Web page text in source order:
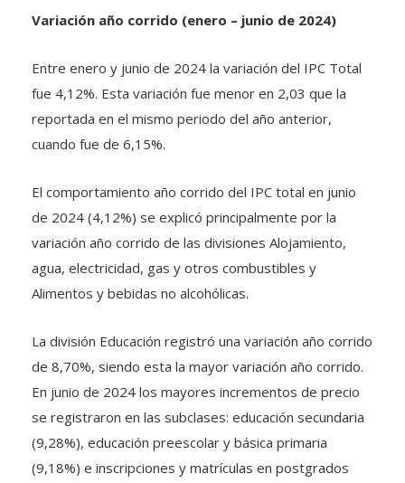
Variación año corrido (enero – junio de 2024)
Entre enero y junio de 2024 la variación del IPC Total
fue 4,12%. Esta variación fue menor en 2,03 que la
reportada en el mismo periodo del año anterior,
cuando fue de 6,15%.
El comportamiento año corrido del IPC total en junio
de 2024 (4,12%) se explicó principalmente por la
variación año corrido de las divisiones Alojamiento,
agua, electricidad, gas y otros combustibles y
Alimentos y bebidas no alcohólicas.
La división Educación registró una variación año corrido
de 8,70%, siendo esta la mayor variación año corrido.
En junio de 2024 los mayores incrementos de precio
se registraron en las subclases: educación secundaria
(9,28%), educación preescolar y básica primaria
(9,18%) e inscripciones y matrículas en postgrados